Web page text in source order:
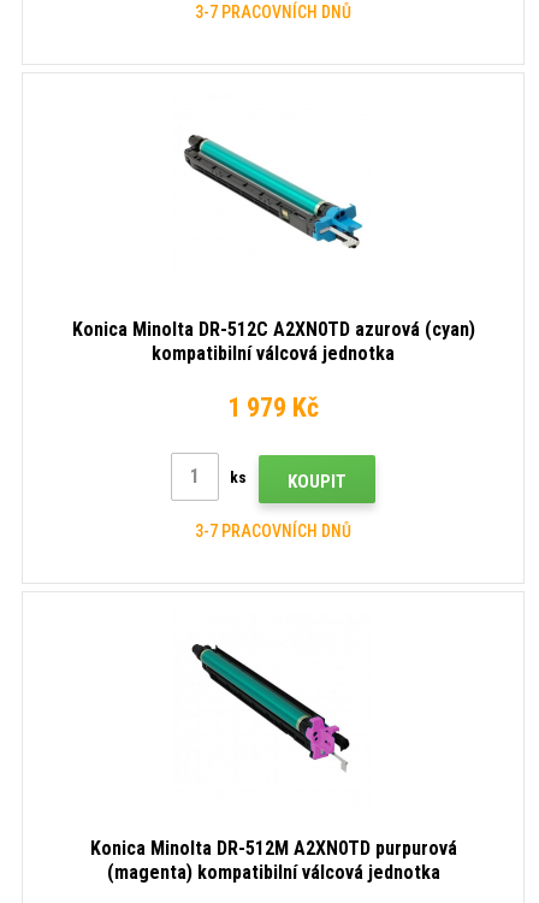
3-7 PRACOVNÍCH DNŮ
Konica Minolta DR-512C A2XN0TD azurová (cyan)
kompatibilní válcová jednotka
1 979 Kč
ks KOUPIT
3-7 PRACOVNÍCH DNŮ
Konica Minolta DR-512M A2XN0TD purpurová
(magenta) kompatibilní válcová jednotka